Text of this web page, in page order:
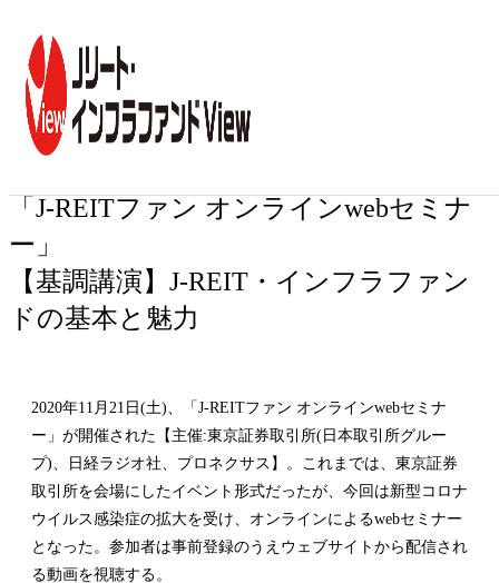
トップ
2020年11月21日
J-REIT・インフラファンドの最新情報
「J-REITファン オンラインwebセミナ
ー」
【基調講演】J-REIT・インフラファン
ドの基本と魅力
2020年11月21日(土)、「J-REITファン オンラインwebセミナ
ー」が開催された【主催:東京証券取引所(日本取引所グルー
プ)、日経ラジオ社、プロネクサス】。これまでは、東京証券
取引所を会場にしたイベント形式だったが、今回は新型コロナ
ウイルス感染症の拡大を受け、オンラインによるwebセミナー
となった。参加者は事前登録のうえウェブサイトから配信され
る動画を視聴する。